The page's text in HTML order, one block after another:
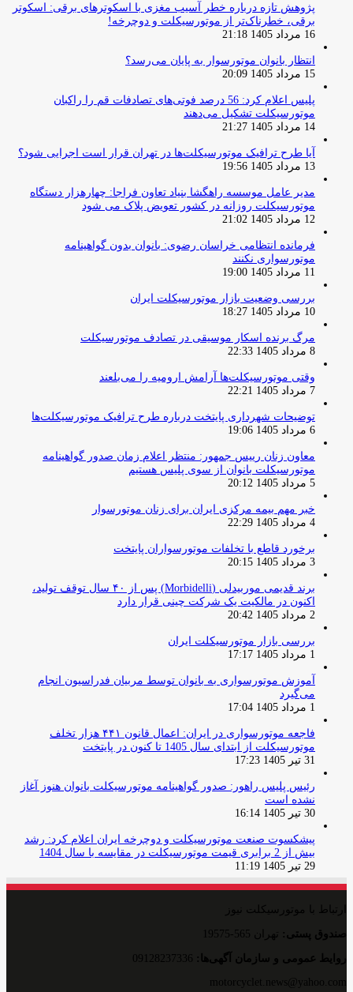
پژوهش تازه درباره خطر آسیب مغزی با اسکوترهای برقی: اسکوتر
برقی، خطرناک‌تر از موتورسیکلت و دوچرخه!
16 مرداد 1405 21:18
انتظار بانوان موتورسوار به پایان می‌رسد؟
15 مرداد 1405 20:09
پلیس اعلام کرد: 56 درصد فوتی‌های تصادفات قم را راکبان
موتورسیکلت تشکیل می‌دهند
14 مرداد 1405 21:27
آیا طرح ترافیک موتورسیکلت‌ها در تهران قرار است اجرایی شود؟
13 مرداد 1405 19:56
مدیر عامل موسسه راهگشا بنیاد تعاون فراجا: چهارهزار دستگاه
موتورسیکلت روزانه در کشور تعویض پلاک می شود
12 مرداد 1405 21:02
فرمانده انتظامی خراسان رضوی: بانوان بدون گواهینامه
موتورسواری نکنند
11 مرداد 1405 19:00
بررسی وضعیت بازار موتورسیکلت ایران
10 مرداد 1405 18:27
مرگ برنده اسکار موسیقی در تصادف موتورسیکلت
8 مرداد 1405 22:33
وقتی موتورسیکلت‌ها آرامش ارومیه را می‌بلعند
7 مرداد 1405 22:21
توضیحات شهرداری پایتخت درباره طرح ترافیک موتورسیکلت‌ها
6 مرداد 1405 19:06
معاون زنان رییس جمهور: منتظر اعلام زمان صدور گواهینامه
موتورسیکلت بانوان از سوی پلیس هستیم
5 مرداد 1405 20:12
خبر مهم بیمه مرکزی ایران برای زنان موتورسوار
4 مرداد 1405 22:29
برخورد قاطع با تخلفات موتورسواران پایتخت
3 مرداد 1405 20:15
برند قدیمی موربیدلی (Morbidelli) پس از ۴۰ سال توقف تولید،
اکنون در مالکیت یک شرکت چینی قرار دارد
2 مرداد 1405 20:42
بررسی بازار موتورسیکلت ایران
1 مرداد 1405 17:17
آموزش موتورسواری به بانوان توسط مربیان فدراسیون انجام
می‌گیرد
1 مرداد 1405 17:04
فاجعه موتورسواری در ایران: اعمال قانون ۴۴۱ هزار تخلف
موتورسیکلت از ابتدای سال 1405 تا کنون در پایتخت
31 تیر 1405 17:23
رئیس پلیس راهور: صدور گواهینامه موتورسیکلت بانوان هنوز آغاز
نشده است
30 تیر 1405 16:14
پیشکسوت صنعت موتورسیکلت و دوچرخه ایران اعلام کرد: رشد
بیش از 2 برابری قیمت موتورسیکلت در مقایسه با سال 1404
29 تیر 1405 11:19
ارتباط با موتورسیکلت نیوز
صندوق پستی: تهران 565-19575
روایط عمومی و سازمان آگهی‌ها:
motorcyclet.news@yahoo.com